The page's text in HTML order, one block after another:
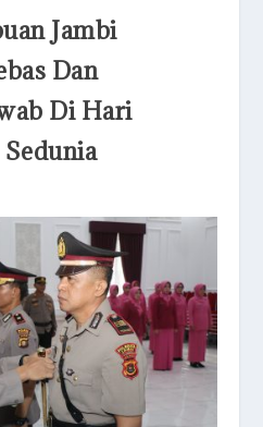
Jambi
Dan
Di Hari
Sedunia